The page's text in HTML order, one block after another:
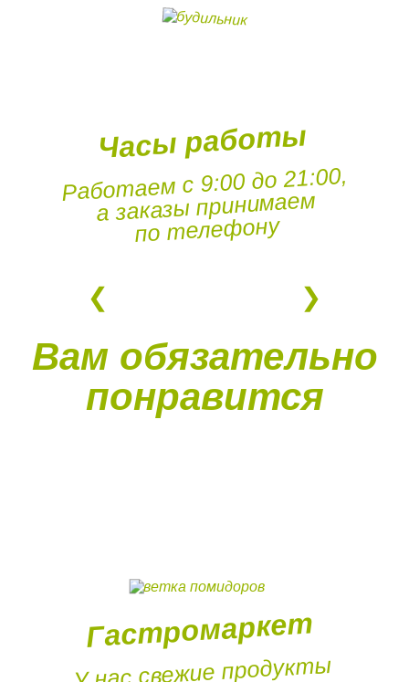
Часы работы
Работаем с 9:00 до 21:00,
а заказы принимаем
по телефону
Вам обязательно
понравится
Гастромаркет
У нас свежие продукты